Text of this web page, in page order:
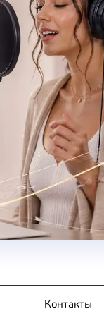
Контакты